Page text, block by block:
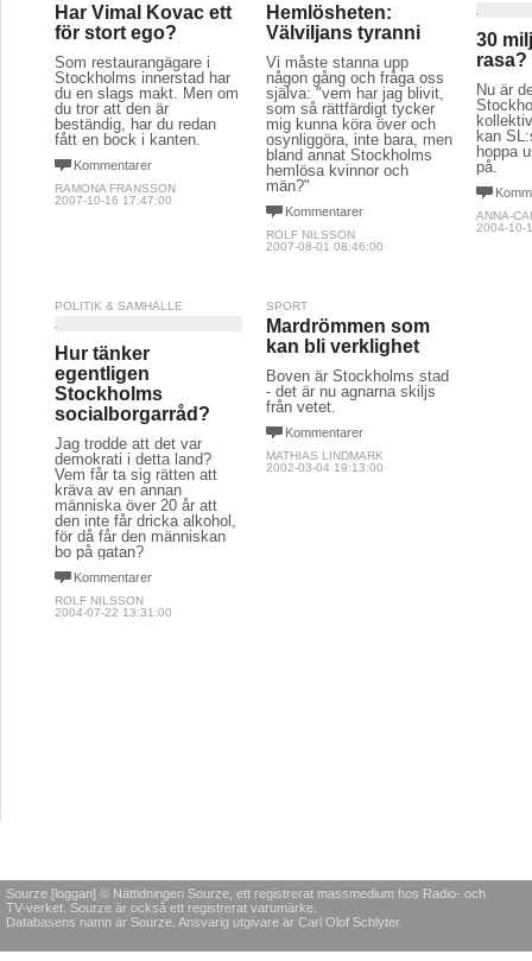
Har Vimal Kovac ett
för stort ego?
Som restaurangägare i
Stockholms innerstad har
du en slags makt. Men om
du tror att den är
beständig, har du redan
fått en bock i kanten.
Kommentarer
RAMONA FRANSSON
2007-10-16 17:47:00
Hemlösheten:
Välviljans tyranni
Vi måste stanna upp
någon gång och fråga oss
själva: "vem har jag blivit,
som så rättfärdigt tycker
mig kunna köra över och
osynliggöra, inte bara, men
bland annat Stockholms
hemlösa kvinnor och
män?"
Kommentarer
ROLF NILSSON
2007-08-01 08:46:00
30
rasa?
Nu är
kan
hoppa
på.
ANNA-
2004-10-
POLITIK & SAMHÄLLE
Hur tänker
egentligen
Stockholms
socialborgarråd?
Jag trodde att det var
demokrati i detta land?
Vem får ta sig rätten att
kräva av en annan
människa över 20 år att
den inte får dricka alkohol,
för då får den människan
bo på gatan?
Kommentarer
ROLF NILSSON
2004-07-22 13:31:00
SPORT
Mardrömmen som
kan bli verklighet
Boven är Stockholms stad
- det är nu agnarna skiljs
från vetet.
Kommentarer
MATHIAS LINDMARK
2002-03-04 19:13:00
Sourze [loggan] © Nättidningen Sourze, ett registrerat massmedium hos Radio- och
TV-verket. Sourze är också ett registrerat varumärke.
Databasens namn är Sourze. Ansvarig utgivare är Carl Olof Schlyter.